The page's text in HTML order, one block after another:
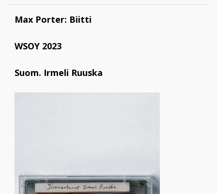
Max Porter: Biitti
WSOY 2023
Suom. Irmeli Ruuska